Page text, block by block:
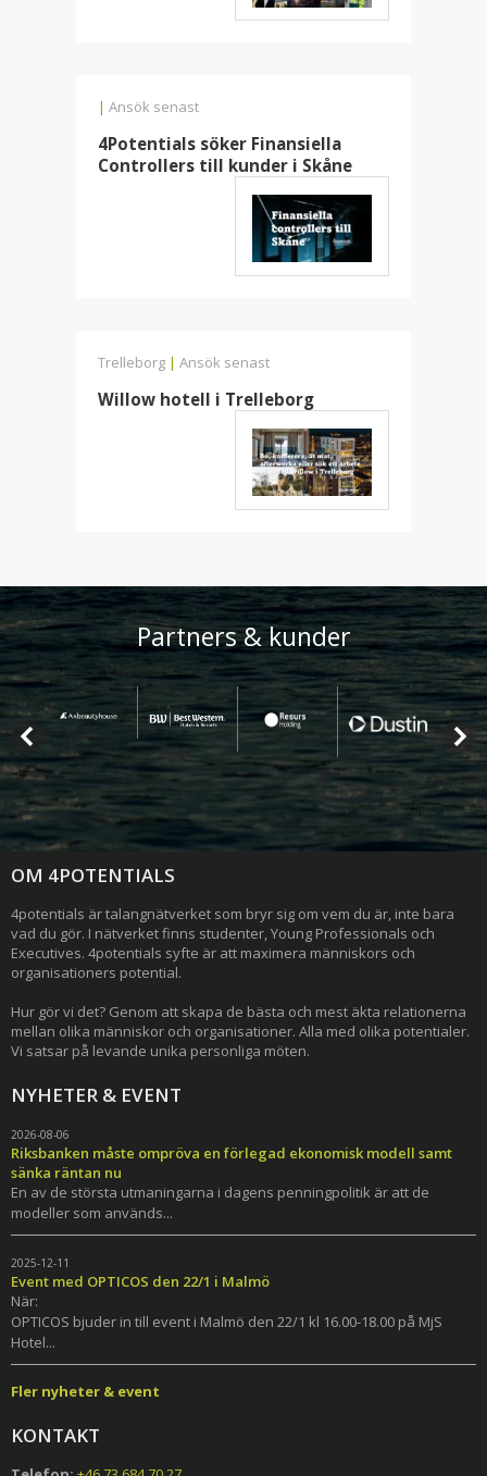
| Ansök senast
4Potentials söker Finansiella
Controllers till kunder i Skåne
Trelleborg| Ansök senast
Willow hotell i Trelleborg
Partners & kunder
OM 4POTENTIALS
4potentials är talangnätverket som bryr sig om vem du är, inte bara
vad du gör. I nätverket finns studenter, Young Professionals och
Executives. 4potentials syfte är att maximera människors och
organisationers potential.
Hur gör vi det? Genom att skapa de bästa och mest äkta relationerna
mellan olika människor och organisationer. Alla med olika potentialer.
Vi satsar på levande unika personliga möten.
NYHETER & EVENT
2026-08-06
Riksbanken måste ompröva en förlegad ekonomisk modell samt
sänka räntan nu
En av de största utmaningarna i dagens penningpolitik är att de
modeller som används...
2025-12-11
Event med OPTICOS den 22/1 i Malmö
När:
OPTICOS bjuder in till event i Malmö den 22/1 kl 16.00-18.00 på MjS
Hotel...
Fler nyheter & event
KONTAKT